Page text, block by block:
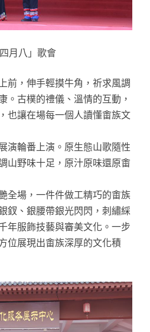
月八」歌會
前，伸手輕摸牛角，祈求風調
。古樸的禮儀、溫情的互動，
也讓在場每一個人讀懂畬族文
演輪番上演。原生態山歌隨性
山野味十足，原汁原味還原畬
全場，一件件做工精巧的畬族
釵、銀腰帶銀光閃閃，刺繡綵
年服飾技藝與審美文化。一步
位展現出畬族深厚的文化積